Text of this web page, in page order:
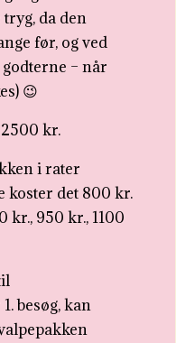
da den
før, og ved
– når
😉
kr.
i rater
koster det 800 kr.
kr., 950 kr., 1100
besøg, kan